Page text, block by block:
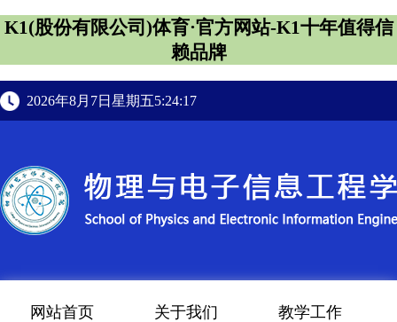
K1(股份有限公司)体育·官方网站-K1十年值得信
赖品牌
2026年8月7日星期五5:24:18
网站首页 关于我们 教学工作